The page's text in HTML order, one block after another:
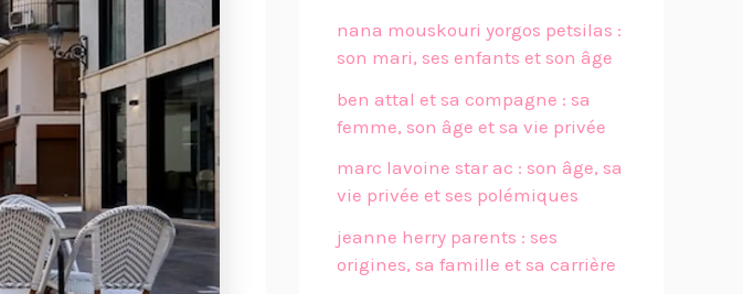
nana mouskouri yorgos petsilas :
son mari, ses enfants et son âge
ben attal et sa compagne : sa
femme, son âge et sa vie privée
marc lavoine star ac : son âge, sa
vie privée et ses polémiques
jeanne herry parents : ses
origines, sa famille et sa carrière